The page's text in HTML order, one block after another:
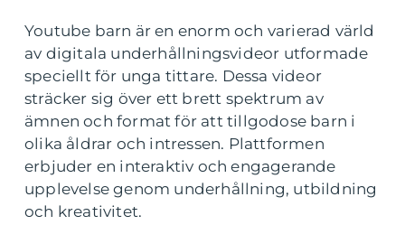
Youtube barn är en enorm och varierad värld
av digitala underhållningsvideor utformade
speciellt för unga tittare. Dessa videor
sträcker sig över ett brett spektrum av
ämnen och format för att tillgodose barn i
olika åldrar och intressen. Plattformen
erbjuder en interaktiv och engagerande
upplevelse genom underhållning, utbildning
och kreativitet.